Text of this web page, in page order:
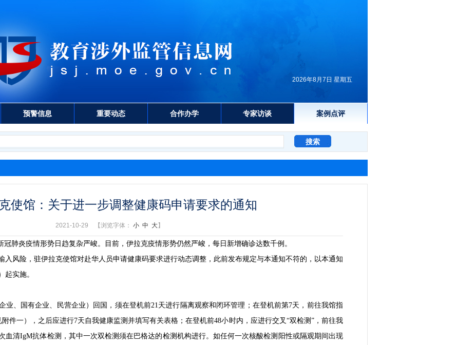
2026年8月7日 星期五
预警信息 重要动态 合作办学 专家访谈 案例点评
使馆：关于进一步调整健康码申请要求的通知
2021-10-29 【浏览字体： 小 中 大】
冠肺炎疫情形势日趋复杂严峻。目前，伊拉克疫情形势仍然严峻，每日新增确诊达数千例。
入风险，驻伊拉克使馆对赴华人员申请健康码要求进行动态调整，此前发布规定与本通知不符的，以本通知
起实施。
业、国有企业、民营企业）回国，须在登机前21天进行隔离观察和闭环管理；在登机前第7天，前往我馆指
件一），之后应进行7天自我健康监测并填写有关表格；在登机前48小时内，应进行交叉“双检测”，前往我
血清IgM抗体检测，其中一次双检测须在巴格达的检测机构进行。如任何一次核酸检测阳性或隔观期间出现